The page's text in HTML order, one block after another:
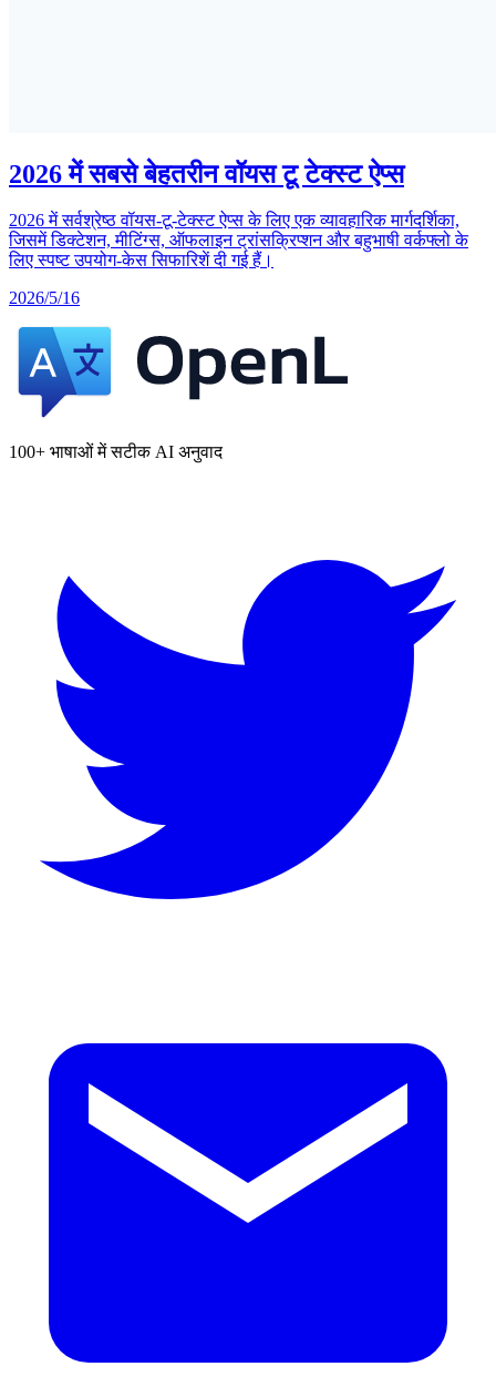
2026 में सबसे बेहतरीन वॉयस टू टेक्स्ट ऐप्स
2026 में सर्वश्रेष्ठ वॉयस-टू-टेक्स्ट ऐप्स के लिए एक व्यावहारिक मार्गदर्शिका,
जिसमें डिक्टेशन, मीटिंग्स, ऑफलाइन ट्रांसक्रिप्शन और बहुभाषी वर्कफ्लो के
लिए स्पष्ट उपयोग-केस सिफारिशें दी गई हैं।
2026/5/16
100+ भाषाओं में सटीक AI अनुवाद